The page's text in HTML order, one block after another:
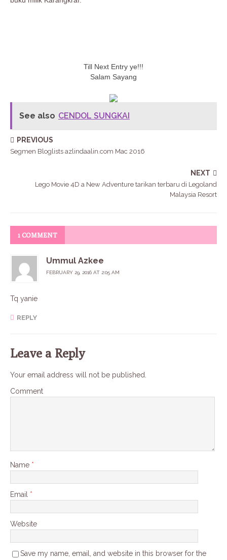
Till Next Entry ye!!!
Salam Sayang
See also CENDOL SUNGKAI
PREVIOUS
Segmen Bloglists azlindaalin.com Mac 2016
NEXT
Lego Movie 4D a New Adventure tarikan terbaru di Legoland
Malaysia Resort
1 COMMENT
Ummul Azkee
FEBRUARY 29, 2016 AT 2:05 AM
Tq yanie
REPLY
Leave a Reply
Your email address will not be published.
Comment
Name *
Email *
Website
Save my name, email, and website in this browser for the